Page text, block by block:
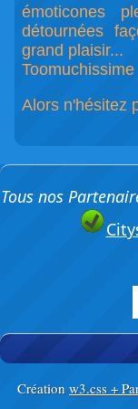
émoticones
détournées
grand plaisir...
Alors n'hésitez
Tous nos
Création w3.css +